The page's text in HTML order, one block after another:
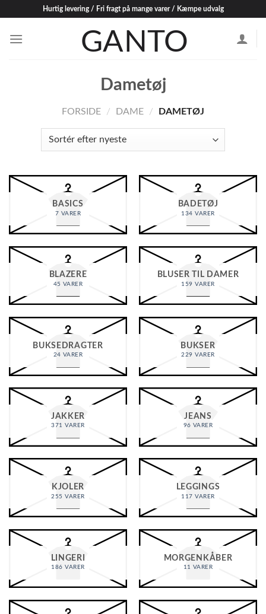
content
Hurtig levering / Fri fragt på mange varer / Kæmpe udvalg
Dametøj
FORSIDE / DAME / DAMETØJ
BASICS
7 VARER
BADETØJ
134 VARER
BLAZERE
45 VARER
BLUSER TIL DAMER
159 VARER
BUKSEDRAGTER
24 VARER
BUKSER
229 VARER
JAKKER
371 VARER
JEANS
96 VARER
KJOLER
255 VARER
LEGGINGS
117 VARER
LINGERI
186 VARER
MORGENKÅBER
11 VARER